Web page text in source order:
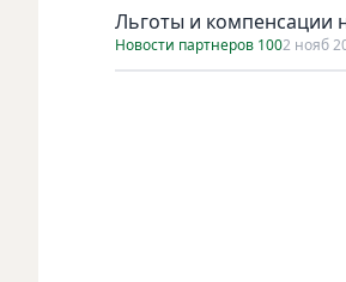
Льготы и компенсации
Новости партнеров 1002 нояб